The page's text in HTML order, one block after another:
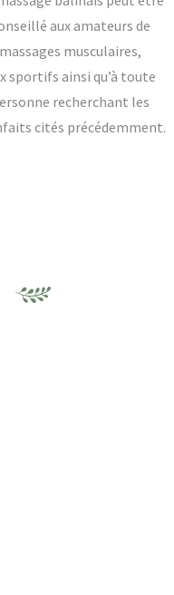
aux amateurs de
massages musculaires,
sportifs ainsi qu’à toute
recherchant les
cités précédemment.